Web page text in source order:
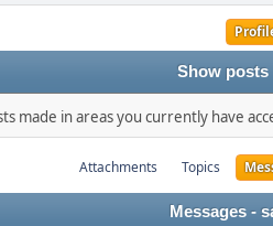
Show posts
made in areas you currently have
Topics
Attachments
Messages -